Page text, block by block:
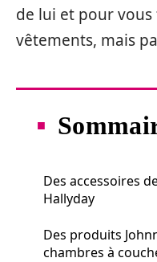
de lui et pour vous
vêtements, mais
Des accessoires
Hallyday
Des produits
chambres à